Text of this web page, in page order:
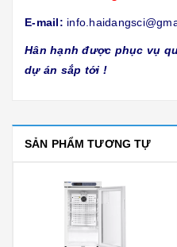
E-mail:
Hân hạnh được phục vụ
dự án sắp tới !
SẢN PHẨM TƯƠNG TỰ